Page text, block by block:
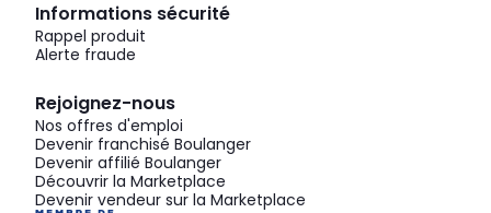
Informations sécurité
Rappel produit
Alerte fraude
Rejoignez-nous
Nos offres d'emploi
Devenir franchisé Boulanger
Devenir affilié Boulanger
Découvrir la Marketplace
Devenir vendeur sur la Marketplace